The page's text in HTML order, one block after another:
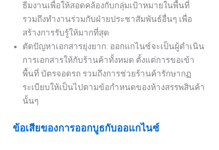
ธีมงานเพื่อให้สอดคล้องกับกลุ่มเป้าหมายในพื้นที่
รวมถึงทำงานร่วมกับฝ่ายประชาสัมพันธ์อื่นๆ เพื่อ
สร้างการรับรู้ให้มากที่สุด
ตัดปัญหาเอกสารยุ่งยาก: ออกแกไนซ์จะเป็นผู้ดำเนิน
การเอกสารให้กับร้านค้าทั้งหมด ตั้งแต่การขอเข้า
พื้นที่ บัตรจอดรถ รวมถึงการช่วยร้านค้ารักษากฏ
ระเบียบให้เป็นไปตามข้อกำหนดของห้างสรรพสินค้า
นั้นๆ
ข้อเสียของการออกบูธกับออแกไนซ์